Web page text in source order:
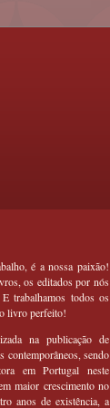
é a nossa paixão!
os editados por nós
trabalhamos todos os
livro perfeito!
na publicação de
contemporâneos, sendo
em Portugal neste
maior crescimento no
anos de existência, a